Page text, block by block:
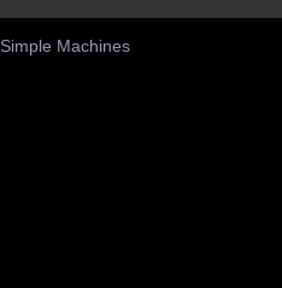
Simple Machines